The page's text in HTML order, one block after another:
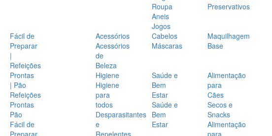
Roupa
Aneis
Jogos
Preservativos
Fácil de
Preparar
|
Refeições
Prontas
| Pão
Refeições
Prontas
Pão
Fácil de
Preparar
Acessórios
Acessórios
de
Beleza
Cabelos
Máscaras
Maquilhagem
Base
Higiene
Higiene
para
todos
Desparasitantes
e
Repelentes
Saúde e
Bem
Estar
Saúde e
Bem
Estar
Alimentação
para
Cães
Secos e
Snacks
Alimentação
para